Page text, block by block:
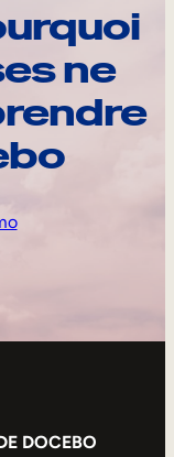
ne
DOCEBO